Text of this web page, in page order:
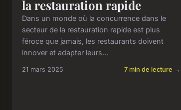
la restauration rapide
Dans un monde où la concurrence dans le
secteur de la restauration rapide est plus
féroce que jamais, les restaurants doivent
innover et adapter leurs...
21 mars 2025 7 min de lecture →